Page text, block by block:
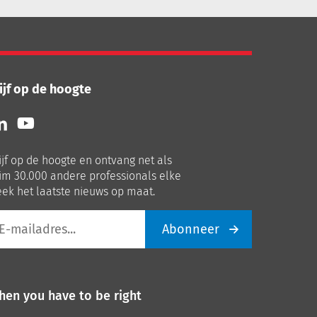
op de hoogte
Volg
ons
Youtube
op de hoogte en ontvang net als
30.000 andere professionals elke
het laatste nieuws op maat.
Abonneer
you have to be right